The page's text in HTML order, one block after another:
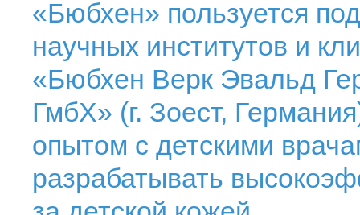
«Бюбхен» пользуется
научных институтов и
«Бюбхен Верк Эвальд
ГмбХ» (г. Зоест,
опытом с детскими
разрабатывать